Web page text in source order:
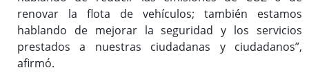
renovar la flota de vehículos; también estamos
hablando de mejorar la seguridad y los servicios
prestados a nuestras ciudadanas y ciudadanos”,
afirmó.